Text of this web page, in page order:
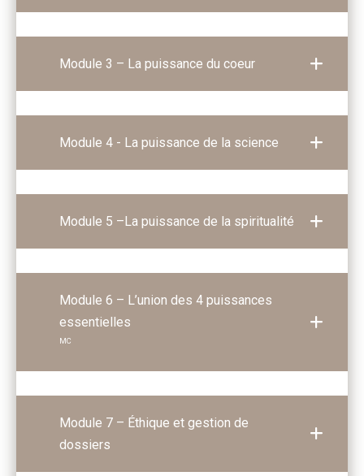
Module 3 – La puissance du coeur
Module 4 - La puissance de la science
Module 5 –La puissance de la spiritualité
Module 6 – L’union des 4 puissances
essentielles
MC
Module 7 – Éthique et gestion de
dossiers